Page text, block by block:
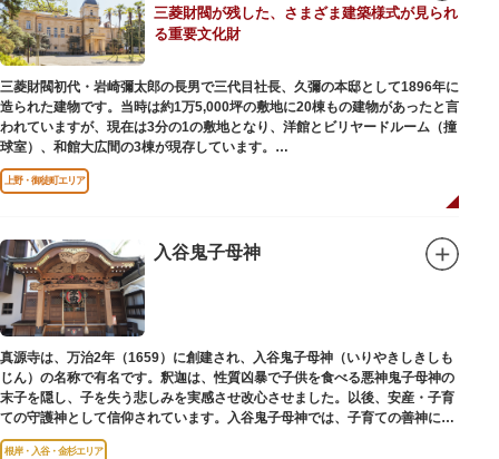
後は、オープンカフェでほっと一息つくのもおすすめです。
隅田川にかかる橋々も、それぞれ特徴的な形をしていて見応えは抜群。せっ
かくなら水上バスに乗船して、優雅に観察してみてはいかがでしょうか。
三菱財閥が残した、さまざま建築様式が見られ
る重要文化財
三菱財閥初代・岩崎彌太郎の長男で三代目社長、久彌の本邸として1896年に
造られた建物です。当時は約1万5,000坪の敷地に20棟もの建物があったと言
われていますが、現在は3分の1の敷地となり、洋館とビリヤードルーム（撞
球室）、和館大広間の3棟が現存しています。
【洋館】
鹿鳴館の建築家として知られるジョサイア・コンドルによって設計された西
ています。
【撞球室】
当時の日本では非常に珍しいスイスの山小屋風の撞球室（ビリヤード場）
で、洋館から地下道でつながっています。通常は非公開ですが、毎月15日
（10月のみ10/16）に先着順で限定公開されています。
【和館大広間】
洋館に併置された名棟 梁大河喜十郎の手によるものと伝えられている書院造
りの和館で、当時は550坪に及ぶ洋館を遥かにしのぐ規模でしたが、現在は
冠婚葬祭などに使われていた大広間の1棟だけが残っています。
上野・御徒町エリア
入谷鬼子母神
真源寺は、万治2年（1659）に創建され、入谷鬼子母神（いりやきしきしも
じん）の名称で有名です。釈迦は、性質凶暴で子供を食べる悪神鬼子母神の
末子を隠し、子を失う悲しみを実感させ改心させました。以後、安産・子育
ての守護神として信仰されています。入谷鬼子母神では、子育ての善神にな
った由来からツノのない「おに」の文字を使っています。
根岸・入谷・金杉エリア